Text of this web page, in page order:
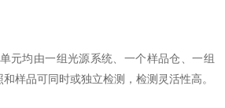
元均由一组光源系统、一个样品仓、一组
样品可同时或独立检测，检测灵活性高。